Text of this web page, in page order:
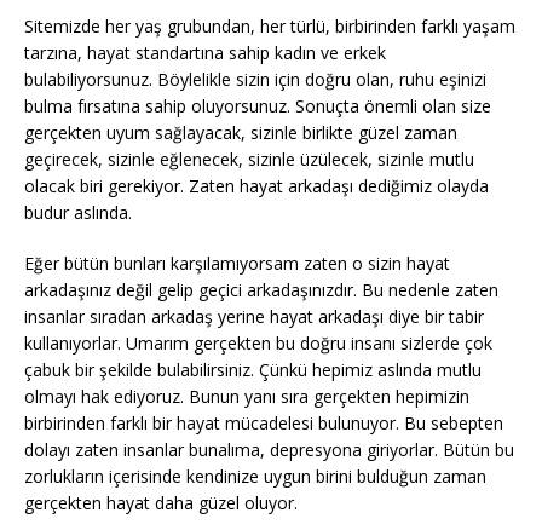
Sitemizde her yaş grubundan, her türlü, birbirinden farklı yaşam
tarzına, hayat standartına sahip kadın ve erkek
bulabiliyorsunuz. Böylelikle sizin için doğru olan, ruhu eşinizi
bulma fırsatına sahip oluyorsunuz. Sonuçta önemli olan size
gerçekten uyum sağlayacak, sizinle birlikte güzel zaman
geçirecek, sizinle eğlenecek, sizinle üzülecek, sizinle mutlu
olacak biri gerekiyor. Zaten hayat arkadaşı dediğimiz olayda
budur aslında.
Eğer bütün bunları karşılamıyorsam zaten o sizin hayat
arkadaşınız değil gelip geçici arkadaşınızdır. Bu nedenle zaten
insanlar sıradan arkadaş yerine hayat arkadaşı diye bir tabir
kullanıyorlar. Umarım gerçekten bu doğru insanı sizlerde çok
çabuk bir şekilde bulabilirsiniz. Çünkü hepimiz aslında mutlu
olmayı hak ediyoruz. Bunun yanı sıra gerçekten hepimizin
birbirinden farklı bir hayat mücadelesi bulunuyor. Bu sebepten
dolayı zaten insanlar bunalıma, depresyona giriyorlar. Bütün bu
zorlukların içerisinde kendinize uygun birini bulduğun zaman
gerçekten hayat daha güzel oluyor.